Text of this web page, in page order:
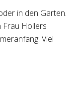
in den Garten.
Frau Hollers
Viel